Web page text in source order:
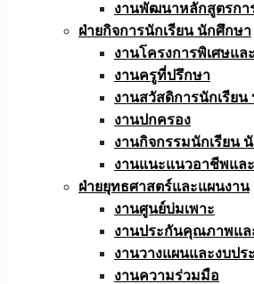
งานพัฒนาหลักสูตรกา
ฝ่ายกิจการนักเรียน นักศึกษา
งานโครงการพิเศษแ
งานครูที่ปรึกษา
งานสวัสดิการนักเรีย
งานปกครอง
งานกิจกรรมนักเรียน
งานแนะแนวอาชีพแล
ฝ่ายยุทธศาสตร์และแผนงาน
งานศูนย์บ่มเพาะ
งานประกันคุณภาพแล
งานวางแผนและงบป
งานความร่วมมือ